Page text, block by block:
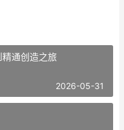
通创造之旅
2026-05-31